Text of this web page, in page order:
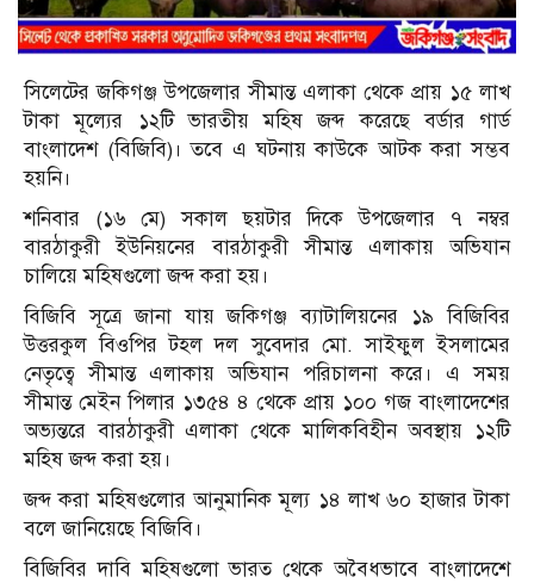
সিলেটের জকিগঞ্জ উপজেলার সীমান্ত এলাকা থেকে প্রায় ১৫ লাখ
টাকা মূল্যের ১২টি ভারতীয় মহিষ জব্দ করেছে বর্ডার গার্ড
বাংলাদেশ (বিজিবি)। তবে এ ঘটনায় কাউকে আটক করা সম্ভব
হয়নি।
শনিবার (১৬ মে) সকাল ছয়টার দিকে উপজেলার ৭ নম্বর
বারঠাকুরী ইউনিয়নের বারঠাকুরী সীমান্ত এলাকায় অভিযান
চালিয়ে মহিষগুলো জব্দ করা হয়।
বিজিবি সূত্রে জানা যায় জকিগঞ্জ ব্যাটালিয়নের ১৯ বিজিবির
উত্তরকুল বিওপির টহল দল সুবেদার মো. সাইফুল ইসলামের
নেতৃত্বে সীমান্ত এলাকায় অভিযান পরিচালনা করে। এ সময়
সীমান্ত মেইন পিলার ১৩৫৪ ৪ থেকে প্রায় ১০০ গজ বাংলাদেশের
অভ্যন্তরে বারঠাকুরী এলাকা থেকে মালিকবিহীন অবস্থায় ১২টি
মহিষ জব্দ করা হয়।
জব্দ করা মহিষগুলোর আনুমানিক মূল্য ১৪ লাখ ৬০ হাজার টাকা
বলে জানিয়েছে বিজিবি।
বিজিবির দাবি মহিষগুলো ভারত থেকে অবৈধভাবে বাংলাদেশে